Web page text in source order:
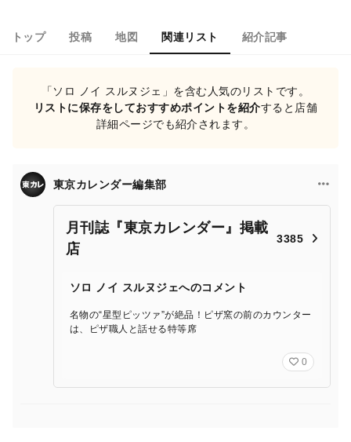
トップ 投稿 地図 関連リスト 紹介記事
「ソロ ノイ スルヌジェ」を含む人気のリストです。
リストに保存をしておすすめポイントを紹介すると店舗
詳細ページでも紹介されます。
東京カレンダー編集部
月刊誌『東京カレンダー』掲載
店
3385
ソロ ノイ スルヌジェへのコメント
名物の“星型ピッツァ”が絶品！ピザ窯の前のカウンター
は、ピザ職人と話せる特等席
0